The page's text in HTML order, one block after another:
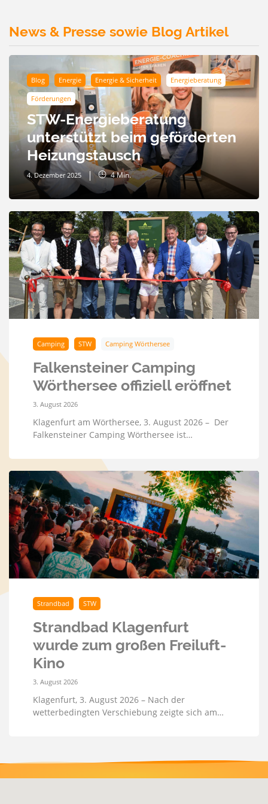
News & Presse sowie Blog Artikel
Blog Energie Energie & Sicherheit Energieberatung
Förderungen
STW-Energieberatung
unterstützt beim geförderten
Heizungstausch
4. Dezember 2025 4Min.
Camping STW Camping Wörthersee
Falkensteiner Camping
Wörthersee offiziell eröffnet
3. August 2026
Klagenfurt am Wörthersee, 3. August 2026 – Der
Falkensteiner Camping Wörthersee ist…
Strandbad STW
Strandbad Klagenfurt
wurde zum großen Freiluft-
Kino
3. August 2026
Klagenfurt, 3. August 2026 – Nach der
wetterbedingten Verschiebung zeigte sich am…